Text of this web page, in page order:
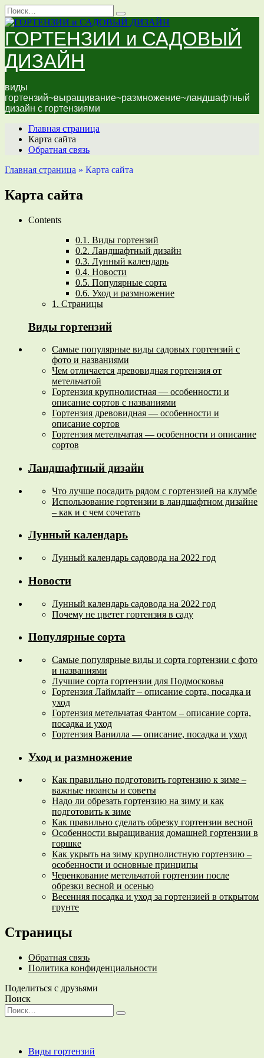
Перейти
к
содержанию
Search
for:
ГОРТЕНЗИИ и САДОВЫЙ
ДИЗАЙН
виды
гортензий~выращивание~размножение~ландшафтный
дизайн с гортензиями
Главная страница
Карта сайта
Обратная связь
Главная страница » Карта сайта
Карта сайта
Contents
0.1. Виды гортензий
0.2. Ландшафтный дизайн
0.3. Лунный календарь
0.4. Новости
0.5. Популярные сорта
0.6. Уход и размножение
1. Страницы
Виды гортензий
Самые популярные виды садовых гортензий с
фото и названиями
Чем отличается древовидная гортензия от
метельчатой
Гортензия крупнолистная — особенности и
описание сортов с названиями
Гортензия древовидная — особенности и
описание сортов
Гортензия метельчатая — особенности и описание
сортов
Ландшафтный дизайн
Что лучше посадить рядом с гортензией на клумбе
Использование гортензии в ландшафтном дизайне
– как и с чем сочетать
Лунный календарь
Лунный календарь садовода на 2022 год
Новости
Лунный календарь садовода на 2022 год
Почему не цветет гортензия в саду
Популярные сорта
Самые популярные виды и сорта гортензии с фото
и названиями
Лучшие сорта гортензии для Подмосковья
Гортензия Лаймлайт – описание сорта, посадка и
уход
Гортензия метельчатая Фантом – описание сорта,
посадка и уход
Гортензия Ванилла — описание, посадка и уход
Уход и размножение
Как правильно подготовить гортензию к зиме –
важные нюансы и советы
Надо ли обрезать гортензию на зиму и как
подготовить к зиме
Как правильно сделать обрезку гортензии весной
Особенности выращивания домашней гортензии в
горшке
Как укрыть на зиму крупнолистную гортензию –
особенности и основные принципы
Черенкование метельчатой гортензии после
обрезки весной и осенью
Весенняя посадка и уход за гортензией в открытом
грунте
Страницы
Обратная связь
Политика конфиденциальности
Поделиться с друзьями
Поиск
Search
for:
Виды гортензий